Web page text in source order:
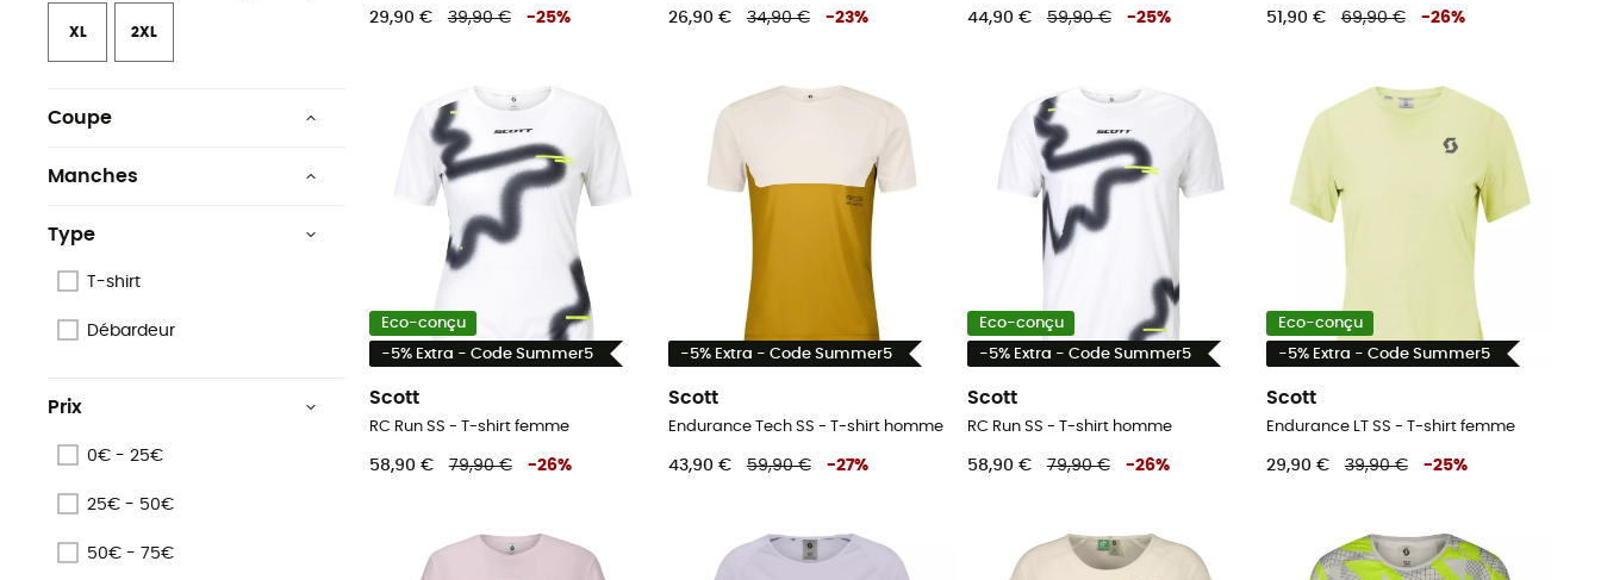
XL 2XL
Coupe
Manches
Type
T-shirt
Débardeur
Prix
0€ - 25€
25€ - 50€
50€ - 75€
29,90 € 39,90 € -25% 26,90 € 34,90 € -23% 44,90 € 59,90 € -25% 51,90 € 69,90 € -26%
Eco-conçu
-5% Extra - Code Summer5
Scott
RC Run SS - T-shirt femme
58,90 € 79,90 € -26%
-5% Extra - Code Summer5
Scott
Endurance Tech SS - T-shirt homme
43,90 € 59,90 € -27%
Eco-conçu
-5% Extra - Code Summer5
Scott
RC Run SS - T-shirt homme
58,90 € 79,90 € -26%
Eco-conçu
-5% Extra - Code Summer5
Scott
Endurance LT SS - T-shirt femme
29,90 € 39,90 € -25%